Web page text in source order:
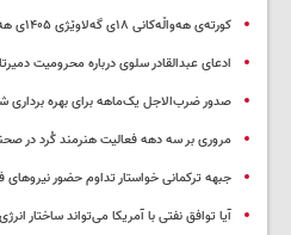
کورتەی هەواڵەکانی ۱۸ی گەلاوێژی ۱۴۰۵ی هەتاوی
ادعای عبدالقادر سلوی درباره محرومیت
صدور ضرب‌الاجل یک‌ماهه برای بهره برداری
مروری بر سه دهه فعالیت هنرمند کُرد در صحنه
جبهه ترکمانی خواستار تداوم حضور نیروهای
آیا توافق نفتی با آمریکا می‌تواند ساختار